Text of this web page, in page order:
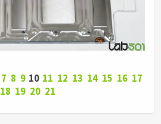
7 8 9 10 11 12 13 14 15 16 17
18 19 20 21